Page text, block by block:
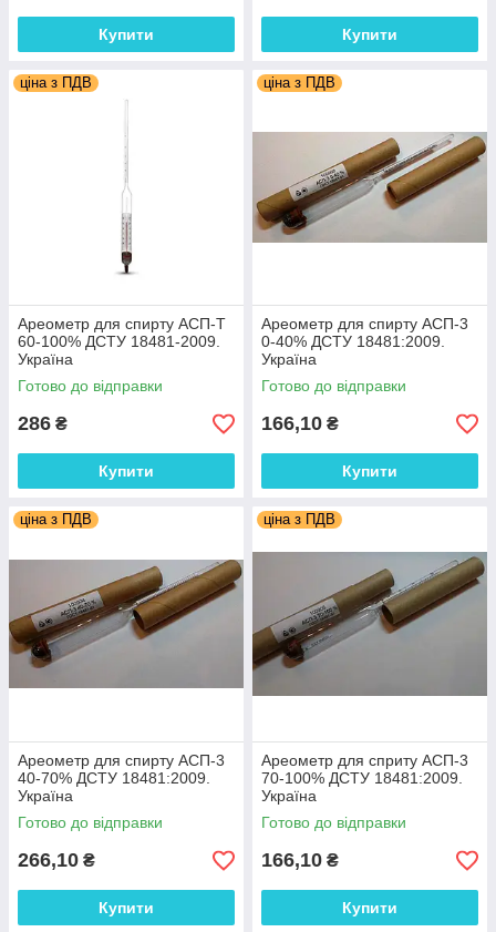
Купити Купити
ціна з ПДВ
Ареометр для спирту АСП-Т
60-100% ДСТУ 18481-2009.
Україна
Готово до відправки
286 ₴
Купити
ціна з ПДВ
Ареометр для спирту АСП-3
0-40% ДСТУ 18481:2009.
Україна
Готово до відправки
166,10 ₴
Купити
ціна з ПДВ
Ареометр для спирту АСП-3
40-70% ДСТУ 18481:2009.
Україна
Готово до відправки
266,10 ₴
Купити
ціна з ПДВ
Ареометр для сприту АСП-3
70-100% ДСТУ 18481:2009.
Україна
Готово до відправки
166,10 ₴
Купити